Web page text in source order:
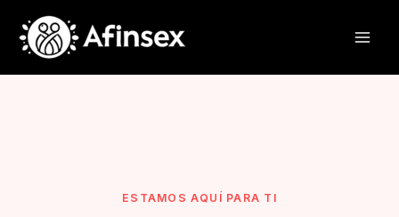
contenido
ESTAMOS AQUÍ PARA TI